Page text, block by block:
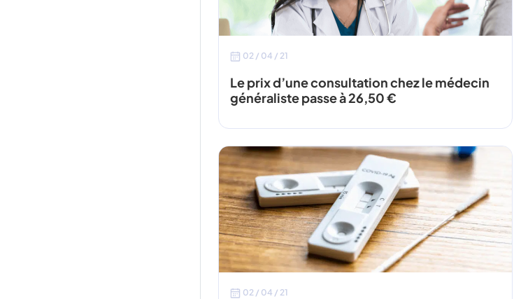
02 / 04 / 21
Le prix d’une consultation chez le médecin
généraliste passe à 26,50 €
02 / 04 / 21